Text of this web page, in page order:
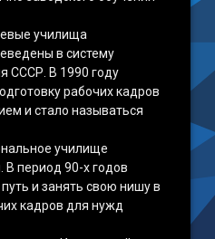
училища
в систему
СССР. В 1990 году
рабочих кадров
и стало называться
училище
В период 90-х годов
и занять свою нишу в
кадров для нужд